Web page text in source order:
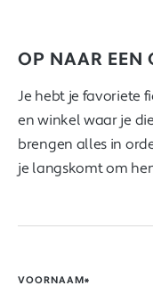
OP NAAR EEN
Je hebt je favoriete
en winkel waar je
brengen alles in
je langskomt om
VOORNAAM*